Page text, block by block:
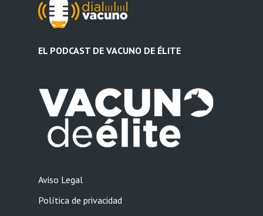
EL PODCAST DE VACUNO DE ÉLITE
Aviso Legal
Política de privacidad